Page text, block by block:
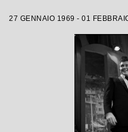
27 GENNAIO 1969 - 01